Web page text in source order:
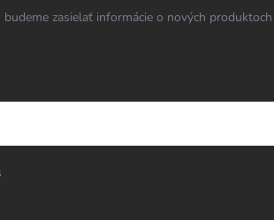
zasielať informácie o nových